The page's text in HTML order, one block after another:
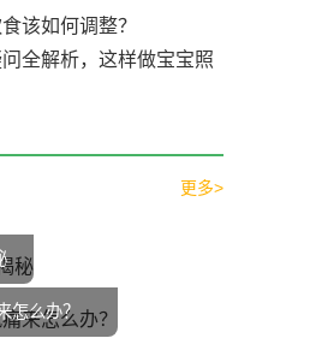
该如何调整？
全解析，这样做宝宝照
更多>
怎么办？